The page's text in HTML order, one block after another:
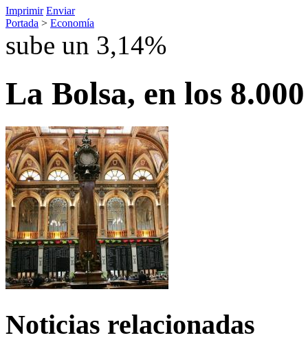
Imprimir Enviar
Portada > Economía
sube un 3,14%
La Bolsa, en los
Noticias relacionadas